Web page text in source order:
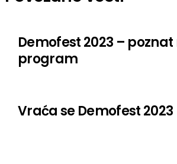
Sunshine
Stereo Banana
Sajsi MC
Demofest 2023 –
program
Vraća se Demofest 2023